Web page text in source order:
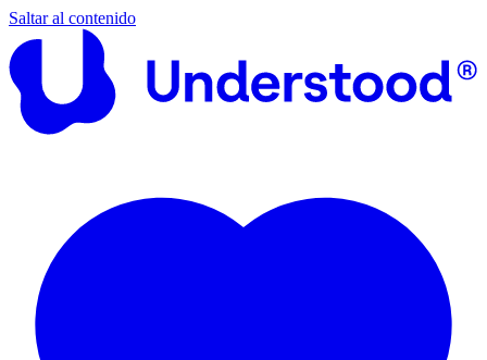
Saltar al contenido